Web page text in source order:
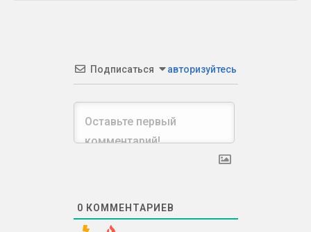
Подписаться авторизуйтесь
0 КОММЕНТАРИЕВ